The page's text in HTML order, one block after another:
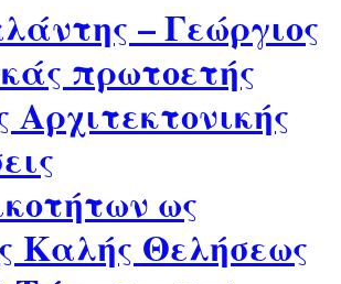
– Γεώργιος
πρωτοετής
Αρχιτεκτονικής
ως
Καλής Θελήσεως